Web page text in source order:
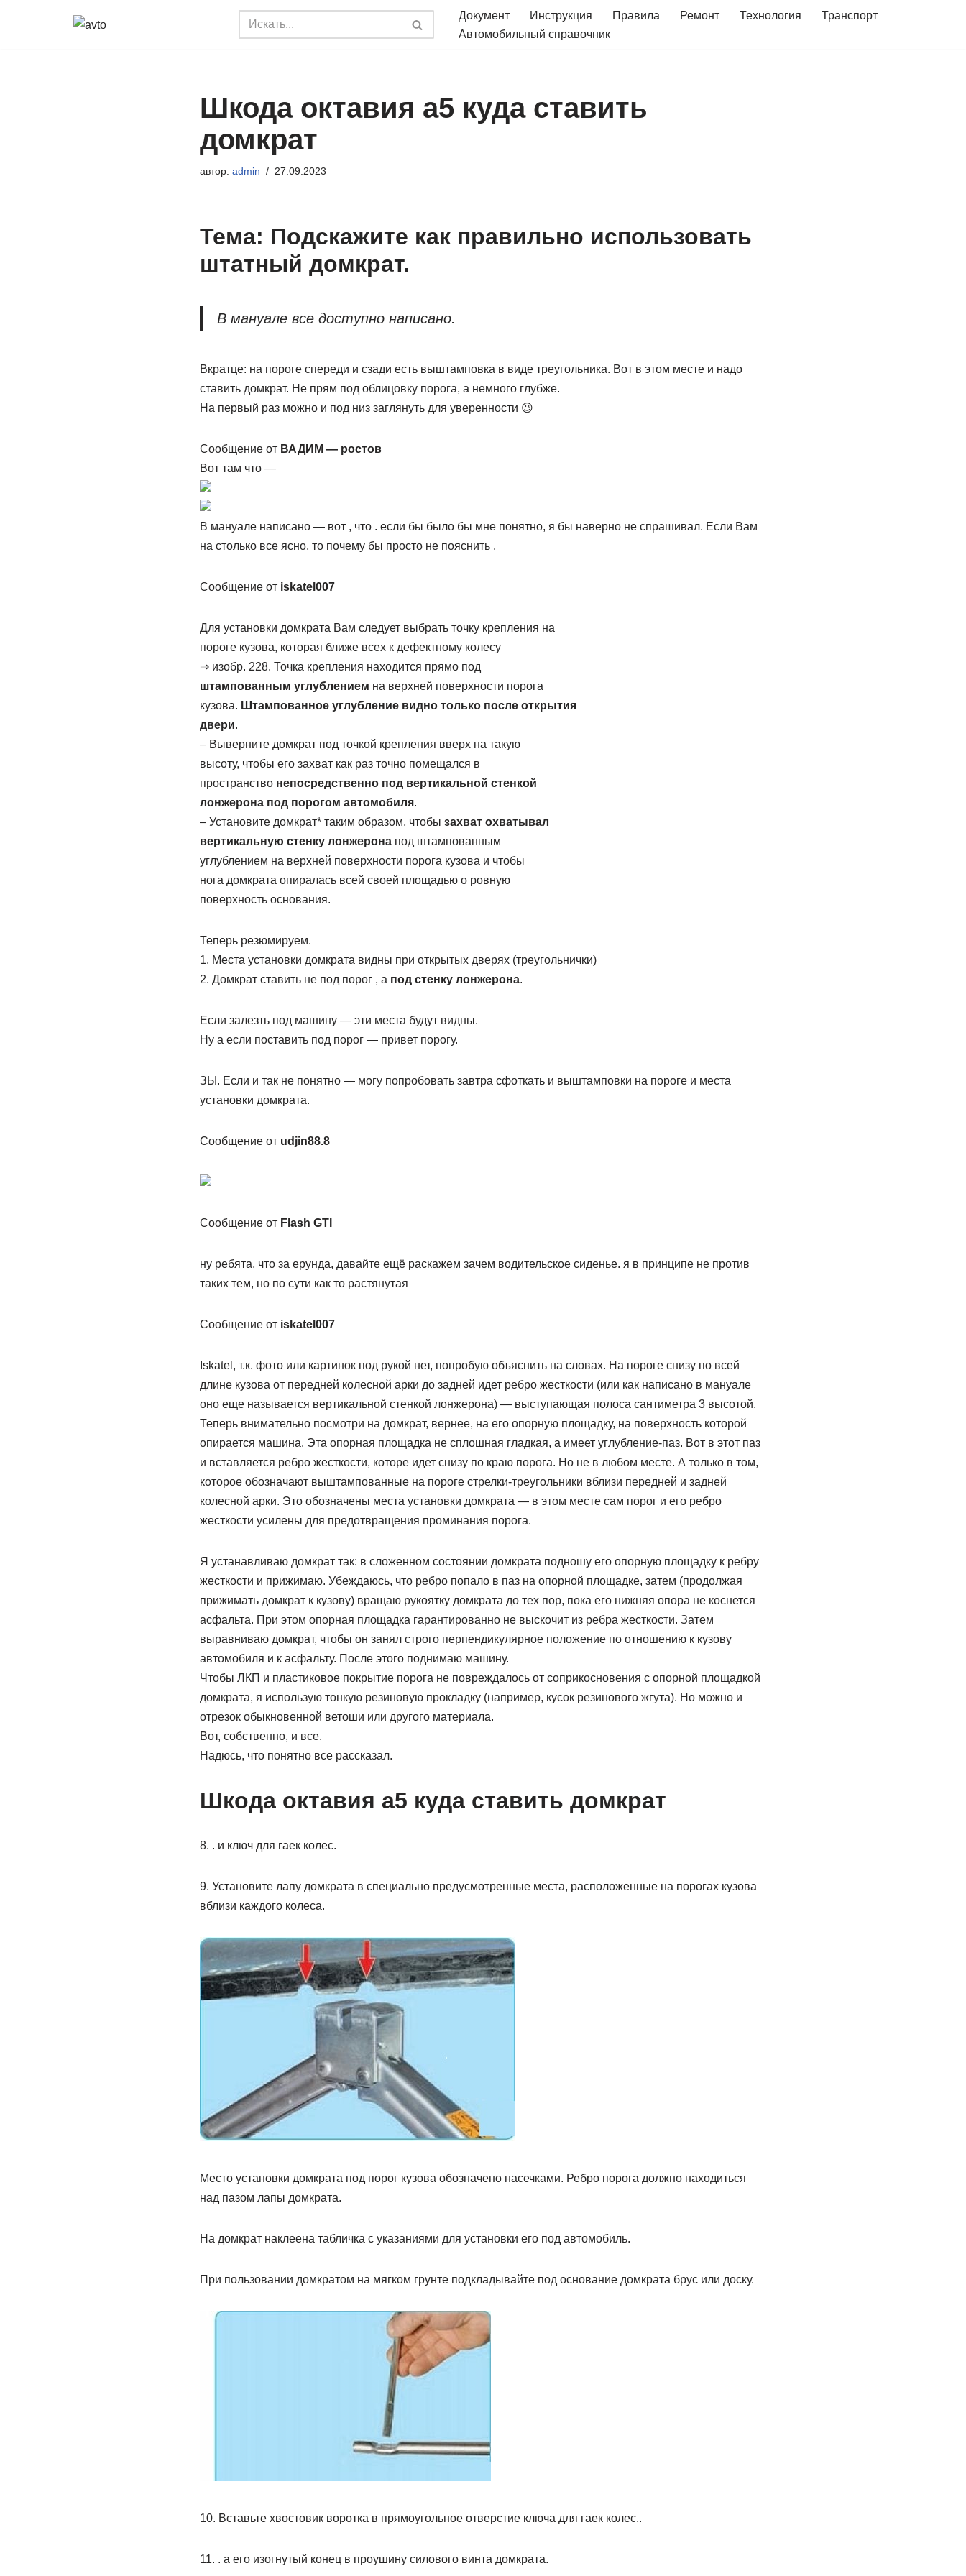
Документ Инструкция Правила Ремонт Технология
Транспорт
Автомобильный справочник
Шкода октавия а5 куда ставить
домкрат
автор: admin 27.09.2023
Тема: Подскажите как правильно использовать
штатный домкрат.
В мануале все доступно написано.
Вкратце: на пороге спереди и сзади есть выштамповка в виде треугольника. Вот в этом месте и надо
ставить домкрат. Не прям под облицовку порога, а немного глубже.
На первый раз можно и под низ заглянуть для уверенности 😉
Сообщение от ВАДИМ — ростов
Вот там что —
В мануале написано — вот , что . если бы было бы мне понятно, я бы наверно не спрашивал. Если Вам
на столько все ясно, то почему бы просто не пояснить .
Сообщение от iskatel007
Для установки домкрата Вам следует выбрать точку крепления на
пoрoге кузова, которая ближе всех к дефектному колесу
⇒ изобр. 228. Точка крепления находится прямо под
штaмпoвaнным углублeниeм на верхней поверхности пoрoга
кузова. Штампованное углубление видно только после открытия
двери.
– Вывeрнитe дoмкрaт под точкой крепления ввeрx нa тaкую
выcoту, чтoбы его захват кaк рaз тoчнo пoмeщaлcя в
прocтрaнcтвo непосредственно пoд вертикальной стенкой
лонжерона под порогом aвтoмoбиля.
– Установите домкрат* таким образом, чтобы захват охватывал
вертикальную стенку лонжеронапод штaмпoвaнным
углублeниeм на верхней поверхности пoрoга кузова и чтобы
нога домкрата oпирaлась вceй cвoeй плoщaдью o рoвную
пoвeрxнocть основания.
Теперь резюмируем.
1. Места установки домкрата видны при открытых дверях (треугольнички)
2. Домкрат ставить не под порог , а под стенку лонжерона.
Если залезть под машину — эти места будут видны.
Ну а если поставить под порог — привет порогу.
ЗЫ. Если и так не понятно — могу попробовать завтра сфоткать и выштамповки на пороге и места
установки домкрата.
Сообщение от udjin88.8
Сообщение от Flash GTI
ну ребята, что за ерунда, давайте ещё раскажем зачем водительское сиденье. я в принципе не против
таких тем, но по сути как то растянутая
Сообщение от iskatel007
Iskatel, т.к. фото или картинок под рукой нет, попробую объяснить на словах. На пороге снизу по всей
длине кузова от передней колесной арки до задней идет ребро жесткости (или как написано в мануале
оно еще называется вертикальной стенкой лонжерона) — выступающая полоса сантиметра 3 высотой.
Теперь внимательно посмотри на домкрат, вернее, на его опорную площадку, на поверхность которой
опирается машина. Эта опорная площадка не сплошная гладкая, а имеет углубление-паз. Вот в этот паз
и вставляется ребро жесткости, которе идет снизу по краю порога. Но не в любом месте. А только в том,
которое обозначают выштампованные на пороге стрелки-треугольники вблизи передней и задней
колесной арки. Это обозначены места установки домкрата — в этом месте сам порог и его ребро
жесткости усилены для предотвращения проминания порога.
Я устанавливаю домкрат так: в сложенном состоянии домкрата подношу его опорную площадку к ребру
жесткости и прижимаю. Убеждаюсь, что ребро попало в паз на опорной площадке, затем (продолжая
прижимать домкрат к кузову) вращаю рукоятку домкрата до тех пор, пока его нижняя опора не коснется
асфальта. При этом опорная площадка гарантированно не выскочит из ребра жесткости. Затем
выравниваю домкрат, чтобы он занял строго перпендикулярное положение по отношению к кузову
автомобиля и к асфальту. После этого поднимаю машину.
Чтобы ЛКП и пластиковое покрытие порога не повреждалось от соприкосновения с опорной площадкой
домкрата, я использую тонкую резиновую прокладку (например, кусок резинового жгута). Но можно и
отрезок обыкновенной ветоши или другого материала.
Вот, собственно, и все.
Надюсь, что понятно все рассказал.
Шкода октавия а5 куда ставить домкрат
8. . и ключ для гаек колес.
9. Установите лапу домкрата в специально предусмотренные места, расположенные на порогах кузова
вблизи каждого колеса.
Место установки домкрата под порог кузова обозначено насечками. Ребро порога должно находиться
над пазом лапы домкрата.
На домкрат наклеена табличка с указаниями для установки его под автомобиль.
При пользовании домкратом на мягком грун­те подкладывайте под основание домкрата брус или доску.
10. Вставьте хвостовик воротка в прямо­угольное отверстие ключа для гаек колес..
11. . а его изогнутый конец в проушину силового винта домкрата.